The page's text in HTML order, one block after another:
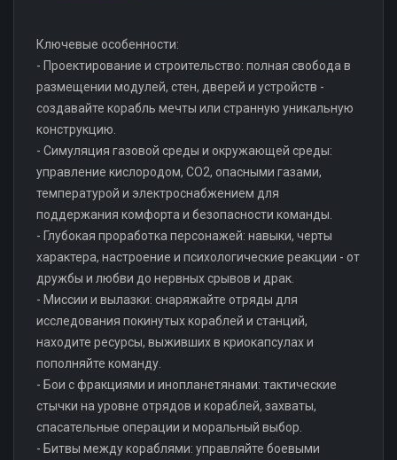
Ключевые особенности:
- Проектирование и строительство: полная свобода в
размещении модулей, стен, дверей и устройств -
создавайте корабль мечты или странную уникальную
конструкцию.
- Симуляция газовой среды и окружающей среды:
управление кислородом, CO2, опасными газами,
температурой и электроснабжением для
поддержания комфорта и безопасности команды.
- Глубокая проработка персонажей: навыки, черты
характера, настроение и психологические реакции - от
дружбы и любви до нервных срывов и драк.
- Миссии и вылазки: снаряжайте отряды для
исследования покинутых кораблей и станций,
находите ресурсы, выживших в криокапсулах и
пополняйте команду.
- Бои с фракциями и инопланетянами: тактические
стычки на уровне отрядов и кораблей, захваты,
спасательные операции и моральный выбор.
- Битвы между кораблями: управляйте боевыми